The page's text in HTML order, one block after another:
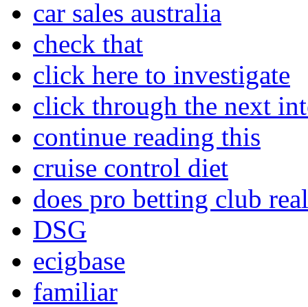
car sales australia
check that
click here to investigate
click through the next
continue reading this
cruise control diet
does pro betting club
DSG
ecigbase
familiar